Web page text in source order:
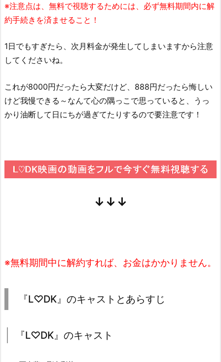
※注意点は、無料で視聴するためには、必ず無料期間内に解
約手続きを済ませること！
1日でもすぎたら、次月料金が発生してしまいますから注意
してくださいね。
これが8000円だったら大変だけど、888円だったら悔しい
けど我慢できる～なんて心の隅っこで思っていると、うっ
かり油断して日にちが過ぎてたりするので要注意です！
↓↓↓
※無料期間中に解約すれば、お金はかかりません。
『L♡DK』のキャストとあらすじ
『L♡DK』のキャスト